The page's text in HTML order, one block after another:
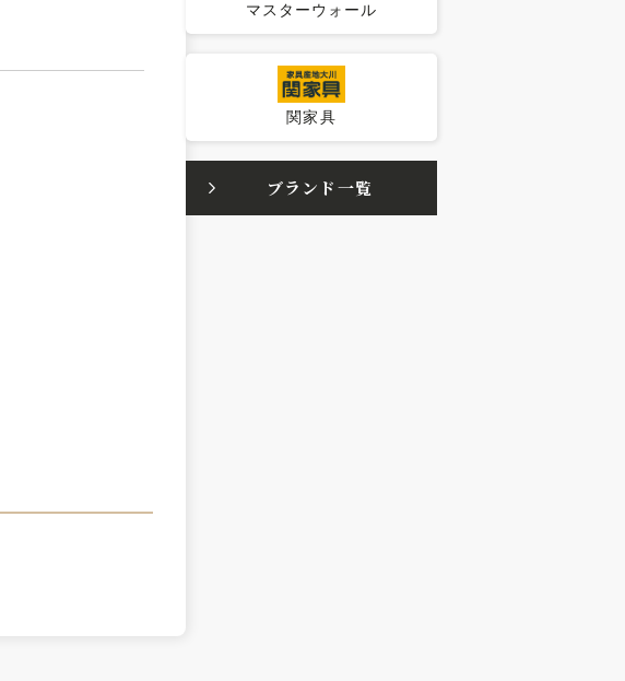
マスターウォール
関家具
ブランド一覧